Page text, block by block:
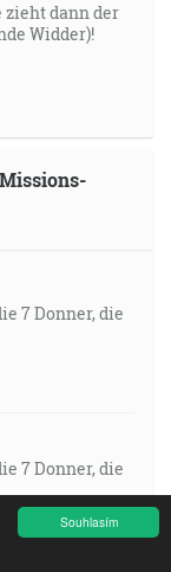
Souhlasím
zieht dann der
Widder)!
7 Donner, die
7 Donner, die